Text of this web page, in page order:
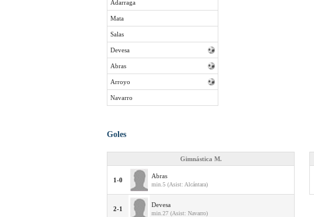
Adarraga
Mata
Salas
Devesa
Abras
Arroyo
Navarro
Goles
Gimnástica M.
1-0
Abras
min.5 (Asist: Alcántara)
2-1
Devesa
min.27 (Asist: Navarro)